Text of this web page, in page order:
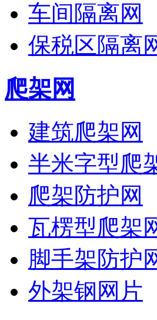
车间隔离网
保税区隔离
爬架网
建筑爬架网
半米字型爬
爬架防护网
瓦楞型爬架
脚手架防护
外架钢网片